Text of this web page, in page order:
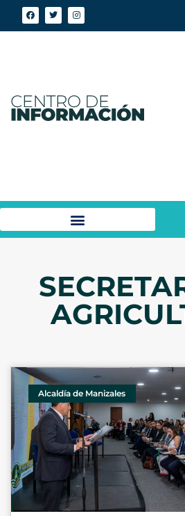
Alcaldía de Manizales